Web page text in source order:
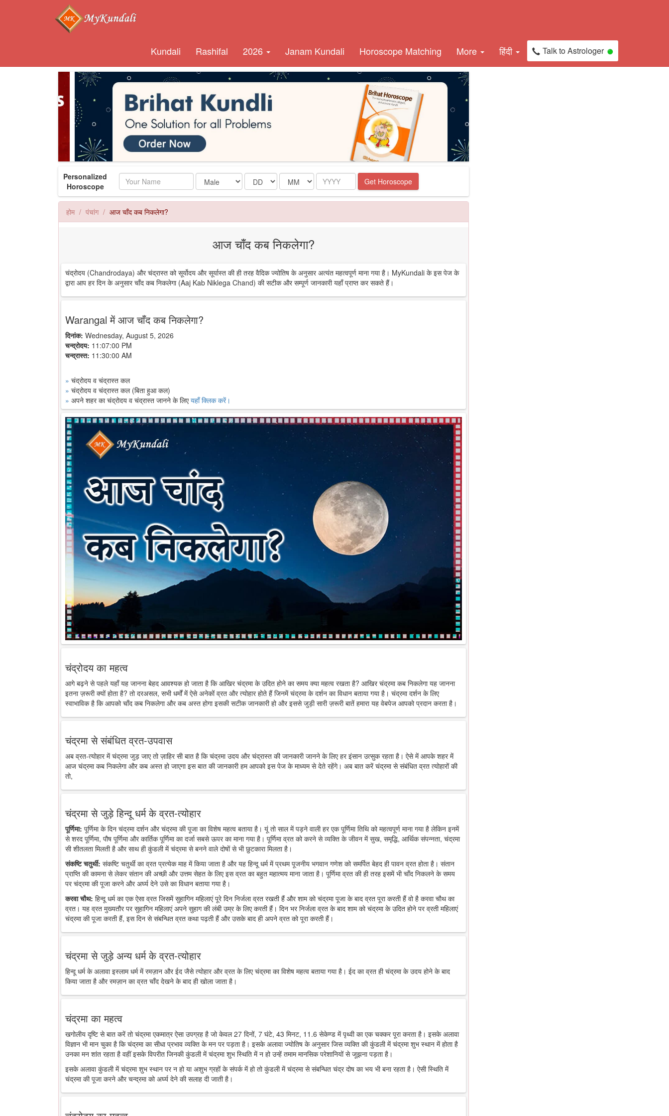
Kundali Rashifal 2026 Janam Kundali Horoscope Matching More हिंदी Talk to Astrologer
Personalized
Horoscope
Name Date Month Year Get Horoscope
होम पंचांग आज चाँद कब निकलेगा?
आज चाँद कब निकलेगा?
चंद्रोदय (Chandrodaya) और चंद्रास्त को सूर्योदय और सूर्यास्त की ही तरह वैदिक ज्योतिष के अनुसार अत्यंत महत्वपूर्ण माना गया है। MyKundali के इस पेज के
द्वारा आप हर दिन के अनुसार चाँद कब निकलेगा (Aaj Kab Niklega Chand) की सटीक और सम्पूर्ण जानकारी यहाँ प्राप्त कर सकते हैं।
Warangal में आज चाँद कब निकलेगा?
दिनांक: Wednesday, August 5, 2026
चन्द्रोदय: 11:07:00 PM
चन्द्रास्त: 11:30:00 AM
» चंद्रोदय व चंद्रास्त कल
» चंद्रोदय व चंद्रास्त कल (बिता हुआ कल)
» अपने शहर का चंद्रोदय व चंद्रास्त जानने के लिएयहाँ क्लिक करें।
चंद्रोदय का महत्व
आगे बढ़ने से पहले यहाँ यह जानना बेहद आवश्यक हो जाता है कि आखिर चंद्रमा के उदित होने का समय क्या महत्व रखता है? आखिर चंद्रमा कब निकलेगा यह जानना
इतना ज़रूरी क्यों होता है? तो दरअसल, सभी धर्मों में ऐसे अनेकों व्रत और त्योहार होते हैं जिनमें चंद्रमा के दर्शन का विधान बताया गया है। चंद्रमा दर्शन के लिए
स्वाभाविक है कि आपको चाँद कब निकलेगा और कब अस्त होगा इसकी सटीक जानकारी हो और इससे जुड़ी सारी ज़रूरी बातें हमारा यह वेबपेज आपको प्रदान करता है।
चंद्रमा से संबंधित व्रत-उपवास
अब व्रत-त्योहार में चंद्रमा जुड़ जाए तो ज़ाहिर सी बात है कि चंद्रमा उदय और चंद्रास्त की जानकारी जानने के लिए हर इंसान उत्सुक रहता है। ऐसे में आपके शहर में
आज चंद्रमा कब निकलेगा और कब अस्त हो जाएगा इस बात की जानकारी हम आपको इस पेज के माध्यम से देते रहेंगे। अब बात करें चंद्रमा से संबंधित व्रत त्योहारों की
तो,
चंद्रमा से जुड़े हिन्दू धर्म के व्रत-त्योहार
पूर्णिमा: पूर्णिमा के दिन चंद्रमा दर्शन और चंद्रमा की पूजा का विशेष महत्व बताया है। यूं तो साल में पड़ने वाली हर एक पूर्णिमा तिथि को महत्वपूर्ण माना गया है लेकिन इनमें
से शरद पूर्णिमा, पौष पूर्णिमा और कार्तिक पूर्णिमा का दर्जा सबसे ऊपर का माना गया है। पूर्णिमा व्रत को करने से व्यक्ति के जीवन में सुख, समृद्धि, आर्थिक संपन्नता, चंद्रमा
सी शीतलता मिलती है और साथ ही कुंडली में चंद्रमा से बनने वाले दोषों से भी छुटकारा मिलता है।
संकष्टि चतुर्थी: संकष्टि चतुर्थी का व्रत प्रत्येक माह में किया जाता है और यह हिन्दू धर्म में प्रथम पूजनीय भगवान गणेश को समर्पित बेहद ही पावन व्रत होता है। संतान
प्राप्ति की कामना से लेकर संतान की अच्छी और उत्तम सेहत के लिए इस व्रत का बहुत महात्मय माना जाता है। पूर्णिमा व्रत की ही तरह इसमें भी चाँद निकलने के समय
पर चंद्रमा की पूजा करने और अर्घ्य देने उसे का विधान बताया गया है।
करवा चौथ: हिन्दू धर्म का एक ऐसा व्रत जिसमें सुहागिन महिलाएं पूरे दिन निर्जला व्रत रखती हैं और शाम को चंद्रमा पूजा के बाद व्रत पूरा करती हैं वो है करवा चौथ का
व्रत। यह व्रत मुख्यतौर पर सुहागिन महिलाएं अपने सुहाग की लंबी उम्र के लिए करती हैं। दिन भर निर्जला व्रत के बाद शाम को चंद्रमा के उदित होने पर व्रती महिलाएं
चंद्रमा की पूजा करती हैं, इस दिन से संबन्धित व्रत कथा पढ़ती हैं और उसके बाद ही अपने व्रत को पूरा करती हैं।
चंद्रमा से जुड़े अन्य धर्म के व्रत-त्योहार
हिन्दू धर्म के अलावा इस्लाम धर्म में रमज़ान और ईद जैसे त्योहार और व्रत के लिए चंद्रमा का विशेष महत्व बताया गया है। ईद का व्रत ही चंद्रमा के उदय होने के बाद
किया जाता है और रमज़ान का व्रत चाँद देखने के बाद ही खोला जाता है।
चंद्रमा का महत्व
खगोलीय दृष्टि से बात करें तो चंद्रमा एकमात्र ऐसा उपग्रह है जो केवल 27 दिनों, 7 घंटे, 43 मिनट, 11.6 सेकेण्ड में पृथ्वी का एक चक्कर पूरा करता है। इसके अलावा
विज्ञान भी मान चुका है कि चंद्रमा का सीधा प्रभाव व्यक्ति के मन पर पड़ता है। इसके अलावा ज्योतिष के अनुसार जिस व्यक्ति की कुंडली में चंद्रमा शुभ स्थान में होता है
उनका मन शांत रहता है वहीं इसके विपरीत जिनकी कुंडली में चंद्रमा शुभ स्थिति में न हो उन्हें तमाम मानसिक परेशानियों से जूझना पड़ता है।
इसके अलावा कुंडली में चंद्रमा शुभ स्थान पर न हो या अशुभ ग्रहों के संपर्क में हो तो कुंडली में चंद्रमा से संबन्धित चंद्र दोष का भय भी बना रहता है। ऐसी स्थिति में
चंद्रमा की पूजा करने और चन्द्रमा को अर्घ्य देने की सलाह दी जाती है।